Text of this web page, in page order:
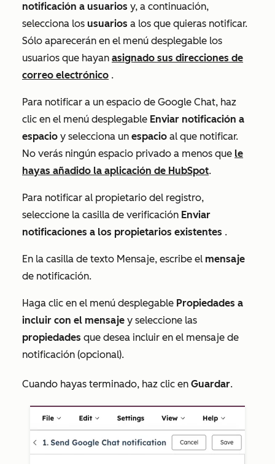
notificación a usuarios y, a continuación,
selecciona los usuarios a los que quieras notificar.
Sólo aparecerán en el menú desplegable los
usuarios que hayan asignado sus direcciones de
correo electrónico .
Para notificar a un espacio de Google Chat, haz
clic en el menú desplegable Enviar notificación a
espacio y selecciona un espacio al que notificar.
No verás ningún espacio privado a menos que le
hayas añadido la aplicación de HubSpot.
Para notificar al propietario del registro,
seleccione la casilla de verificación Enviar
notificaciones a los propietarios existentes .
En la casilla de texto Mensaje, escribe el mensaje
de notificación.
Haga clic en el menú desplegable Propiedades a
incluir con el mensaje y seleccione las
propiedades que desea incluir en el mensaje de
notificación (opcional).
Cuando hayas terminado, haz clic en Guardar.